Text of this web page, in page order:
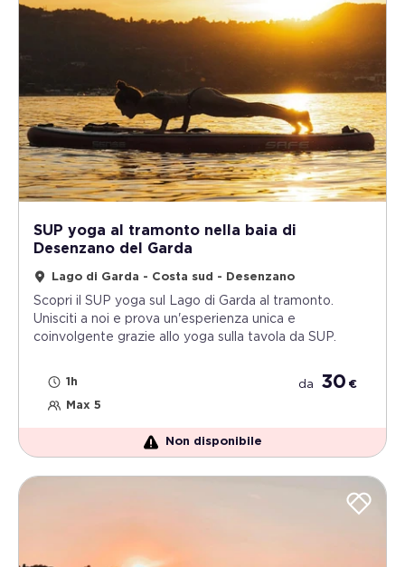
SUP yoga al tramonto nella baia di
Desenzano del Garda
Lago di Garda - Costa sud - Desenzano
Scopri il SUP yoga sul Lago di Garda al tramonto.
Unisciti a noi e prova un'esperienza unica e
coinvolgente grazie allo yoga sulla tavola da SUP.
1h
Max 5
da 30 €
Non disponibile